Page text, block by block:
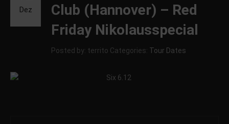
Club (Hannover) – Red
Friday Nikolausspecial
Posted by: territo Categories: Tour Dates
Dez